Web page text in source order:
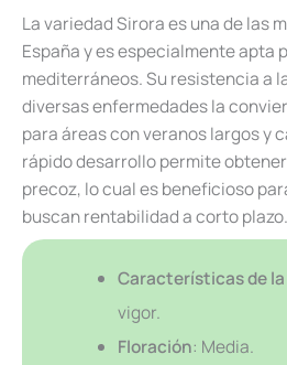
La variedad Sirora es una de las
España y es especialmente apta
mediterráneos. Su resistencia a
diversas enfermedades la
para áreas con veranos largos y
rápido desarrollo permite
precoz, lo cual es beneficioso
buscan rentabilidad a corto plazo.
Características de
vigor.
Floración: Media.